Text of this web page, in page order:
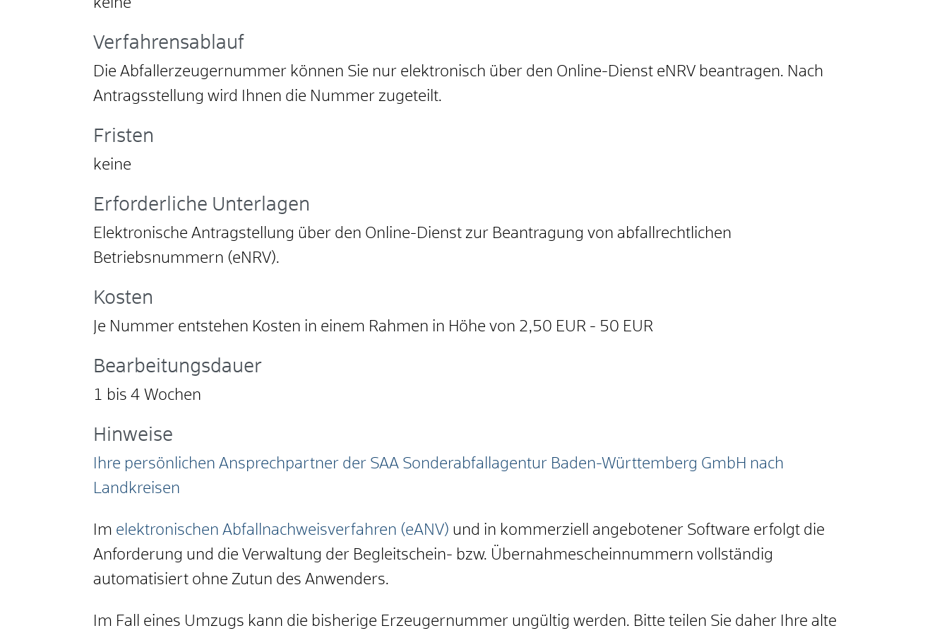
keine
Verfahrensablauf
Die Abfallerzeugernummer können Sie nur elektronisch über den Online-Dienst eNRV beantragen. Nach
Antragsstellung wird Ihnen die Nummer zugeteilt.
Fristen
keine
Erforderliche Unterlagen
Elektronische Antragstellung über den Online-Dienst zur Beantragung von abfallrechtlichen
Betriebsnummern (eNRV).
Kosten
Je Nummer entstehen Kosten in einem Rahmen in Höhe von 2,50 EUR - 50 EUR
Bearbeitungsdauer
1 bis 4 Wochen
Hinweise
Ihre persönlichen Ansprechpartner der SAA Sonderabfallagentur Baden-Württemberg GmbH nach
Landkreisen
m elektronischen Abfallnachweisverfahren (eANV) und in kommerziell angebotener Software erfolgt die
Anforderung und die Verwaltung der Begleitschein- bzw. Übernahmescheinnummern vollständig
automatisiert ohne Zutun des Anwenders.
Im Fall eines Umzugs kann die bisherige Erzeugernummer ungültig werden. Bitte teilen Sie daher Ihre alte